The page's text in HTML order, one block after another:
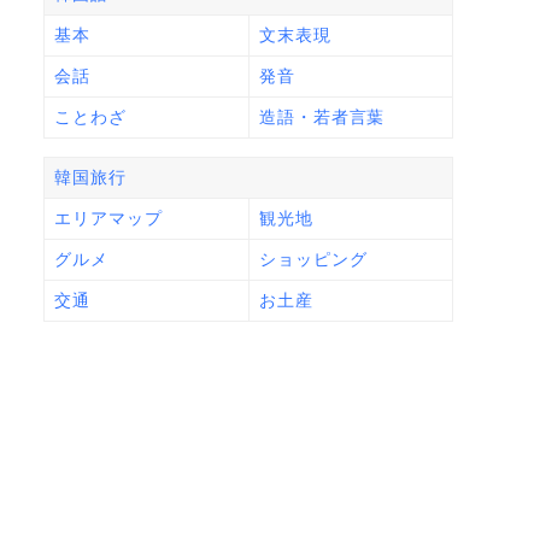
基本 文末表現
会話 発音
ことわざ 造語・若者言葉
韓国旅行
エリアマップ 観光地
グルメ ショッピング
交通 お土産